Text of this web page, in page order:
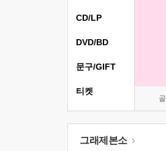
CD/LP
DVD/BD
문구/GIFT
티켓
그래제본소